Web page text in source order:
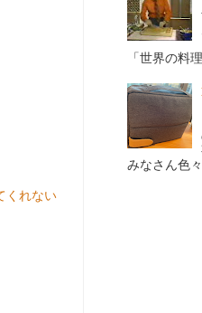
「世界の料
みなさん色
くれない